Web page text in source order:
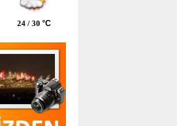
24 / 30 °C